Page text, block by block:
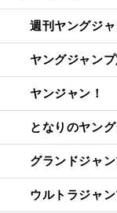
週刊ヤングジ
ヤングジャン
ヤンジャン！
となりのヤン
グランドジャ
ウルトラジャ